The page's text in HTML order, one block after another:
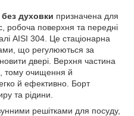
духовки призначена для
робоча поверхня та передні
AISI 304. Це стаціонарна
що регулюються за
двері. Верхня частина
тому очищення й
й ефективно. Борт
та рідини.
решітками для посуду,